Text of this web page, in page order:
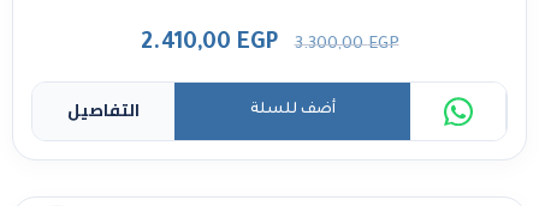
3.300,00EGP
2.410,00 EGP
التفاصيل أضف للسلة